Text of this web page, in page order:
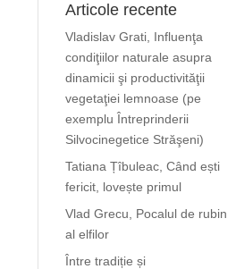
Articole recente
Vladislav Grati, Influenţa
condiţiilor naturale asupra
dinamicii şi productivităţii
vegetaţiei lemnoase (pe
exemplu Întreprinderii
Silvocinegetice Străşeni)
Tatiana Țîbuleac, Când ești
fericit, lovește primul
Vlad Grecu, Pocalul de rubin
al elfilor
Între tradiție și